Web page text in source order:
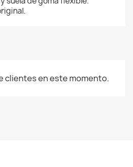
clientes en este momento.